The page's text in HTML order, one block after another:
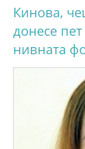
Кинова,
донесе
нивната